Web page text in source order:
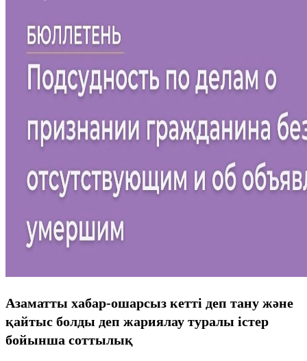
Азаматты хабар-ошарсыз кетті деп тану және
қайтыс болды деп жариялау туралы істер
бойынша соттылық